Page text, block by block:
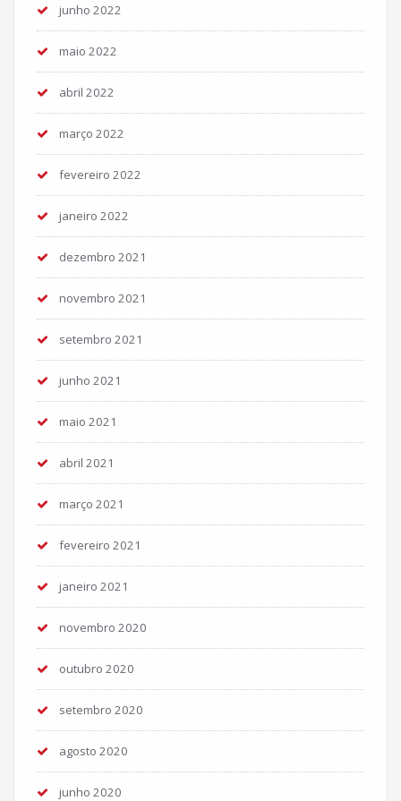
junho 2022
maio 2022
abril 2022
março 2022
fevereiro 2022
janeiro 2022
dezembro 2021
novembro 2021
setembro 2021
junho 2021
maio 2021
abril 2021
março 2021
fevereiro 2021
janeiro 2021
novembro 2020
outubro 2020
setembro 2020
agosto 2020
junho 2020